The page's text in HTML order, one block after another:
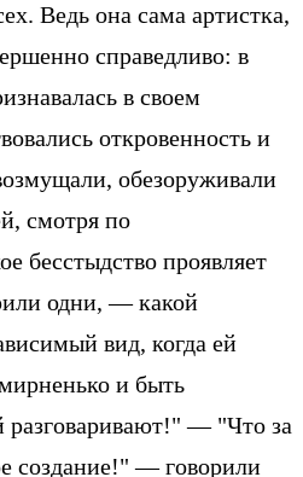
Ведь она сама артистка,
справедливо: в
в своем
откровенность и
обезоруживали
смотря по
бесстыдство проявляет
одни, — какой
вид, когда ей
и быть
разговаривают!" — "Что за
создание!" — говорили